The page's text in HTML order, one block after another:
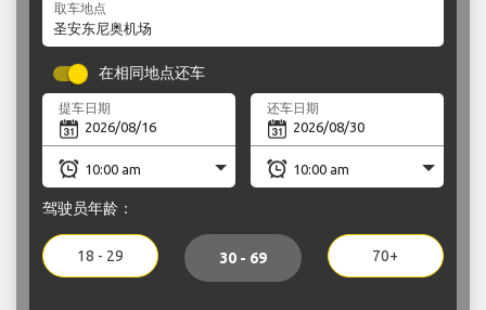
取车地点
在相同地点还车
提车日期 还车日期
驾驶员年龄：
18 - 29 30 - 69 70+